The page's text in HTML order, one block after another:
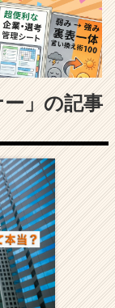
」の記事